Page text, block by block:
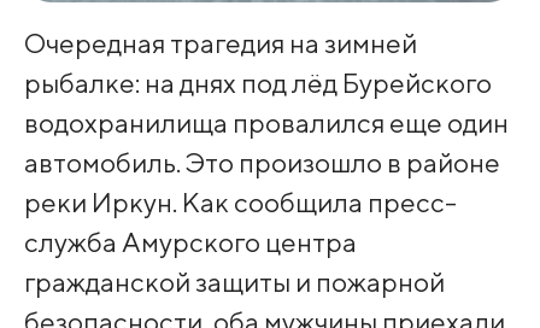
Очередная трагедия на зимней
рыбалке: на днях под лёд Бурейского
водохранилища провалился еще один
автомобиль. Это произошло в районе
реки Иркун. Как сообщила пресс-
служба Амурского центра
гражданской защиты и пожарной